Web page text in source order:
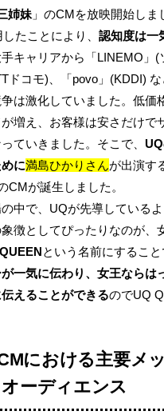
姉妹 」のCMを放映開始しま
たことにより、 認知度は一
キャリアから「LINEMO」(
ドコモ)、「povo」(KDDI)
は激化していました。低価
増え、お客様は安さだけで
ていきました。そこで、
に満島ひかりさんが出演す
CMが誕生しました。
中で、UQが先導している
徴としてぴったりなのが、
という名前にすること
一気に伝わり、女王ならは
えることができるのでUQ
における主要メ
ーディエンス